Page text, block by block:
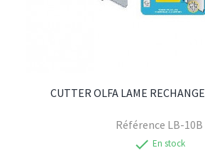
CUTTER OLFA LAME
Référence LB-10B
check En stock